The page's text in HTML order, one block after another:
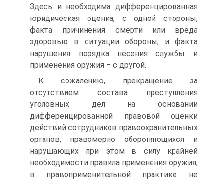
Здесь и необходима дифференцированная
юридическая оценка, с одной стороны,
факта причинения смерти или вреда
здоровью в ситуации обороны, и факта
нарушения порядка несения службы и
применения оружия – с другой.
К сожалению, прекращение за
отсутствием состава преступления
уголовных дел на основании
дифференцированной правовой оценки
действий сотрудников правоохранительных
органов, правомерно обороняющихся и
нарушающих при этом в силу крайней
необходимости правила применения оружия,
в правоприменительной практике не